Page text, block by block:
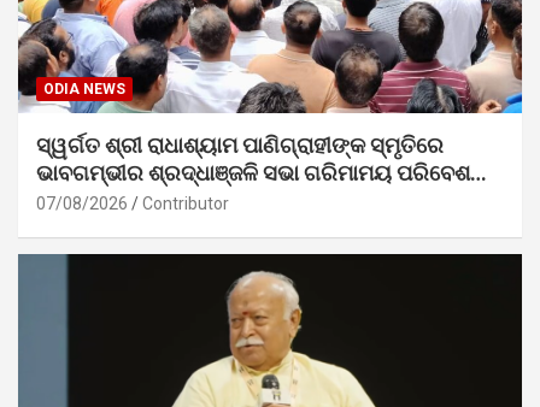
ODIA NEWS
ସ୍ୱର୍ଗତ ଶ୍ରୀ ରାଧାଶ୍ୟାମ ପାଣିଗ୍ରାହୀଙ୍କ ସ୍ମୃତିରେ
ଭାବଗମ୍ଭୀର ଶ୍ରଦ୍ଧାଞ୍ଜଳି ସଭା ଗରିମାମୟ ପରିବେଶରେ
ସମ୍ପନ୍ନ
07/08/2026 Contributor